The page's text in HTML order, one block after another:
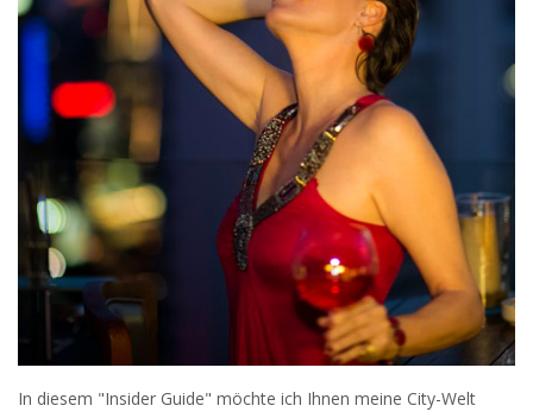
In diesem "Insider Guide" möchte ich Ihnen meine City-Welt